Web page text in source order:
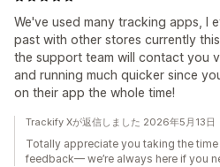
We've used many tracking apps, I
past with other stores currently
the support team will contact you
and running much quicker since
on their app the whole time!
Trackify Xが返信しました 2026年5月13日
Totally appreciate you taking the
feedback— we’re always here if you